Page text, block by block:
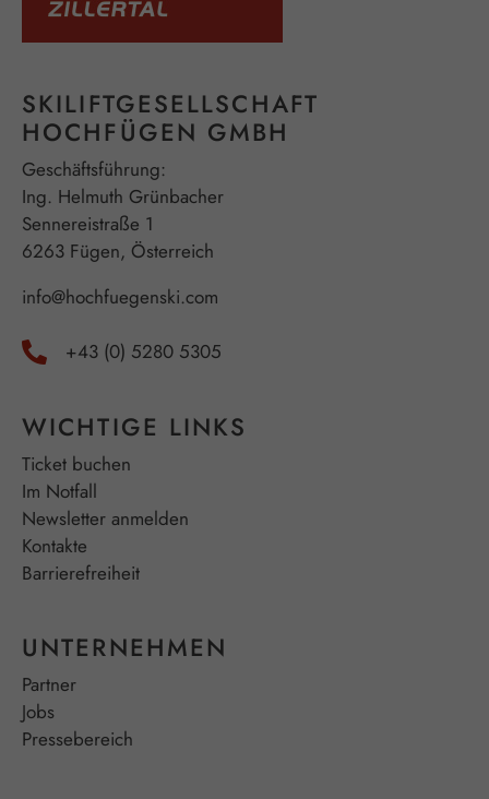
SKILIFTGESELLSCHAFT
HOCHFÜGEN GMBH
Geschäftsführung:
Ing. Helmuth Grünbacher
Sennereistraße 1
6263 Fügen, Österreich
info@hochfuegenski.com
+43 (0) 5280 5305
WICHTIGE LINKS
Ticket buchen
Im Notfall
Newsletter anmelden
Kontakte
Barrierefreiheit
UNTERNEHMEN
Partner
Jobs
Pressebereich